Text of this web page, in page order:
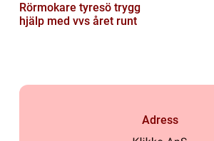
Rörmokare tyresö trygg
hjälp med vvs året runt
Adress